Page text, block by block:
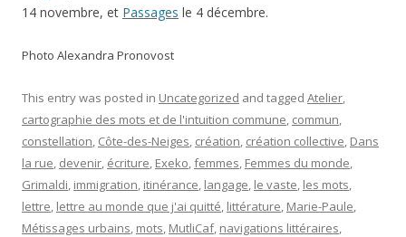
14 novembre, et Passages le 4 décembre.
Photo Alexandra Pronovost
This entry was posted in Uncategorized and tagged Atelier,
cartographie des mots et de l'intuition commune, commun,
constellation, Côte-des-Neiges, création, création collective, Dans
la rue, devenir, écriture, Exeko,femmes, Femmes du monde,
Grimaldi, immigration, itinérance, langage, le vaste, les mots,
lettre, lettre au monde que j'ai quitté, littérature, Marie-Paule,
Métissages urbains, mots, MutliCaf, navigations littéraires,